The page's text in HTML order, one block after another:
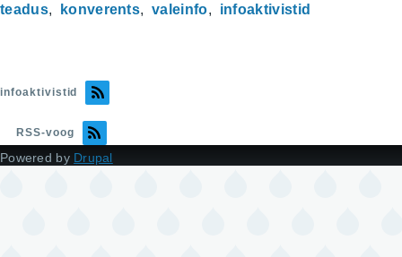
teadus konverents valeinfo infoaktivistid
infoaktivistid
RSS-voog
Powered by Drupal